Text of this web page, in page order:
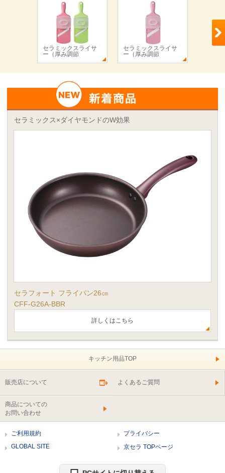
セラミックスライサ
ー（厚み調節
セラミックスライサ
ー（厚み調節
セラミックス×ダイヤモンドのW効果
セラフォート フライパン26㎝
CFF-G26A-BBR
詳しくはこちら
キッチン用品TOP
販売店について よくあるご質問
商品についての
お問い合わせ
ご利用規約
プライバシー
GLOBAL SITE
京セラ TOPページ